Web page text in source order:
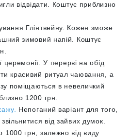
відвідати. Коштує приблизно
Глінтвейну. Кожен зможе
зимовий напій. Коштує
церемонії. У перерві на обід
красивий ритуал чаювання, а
поміщаються в невеличкий
1200 грн.
Непоганий варіант для того,
від зайвих думок.
1000 грн, залежно від виду